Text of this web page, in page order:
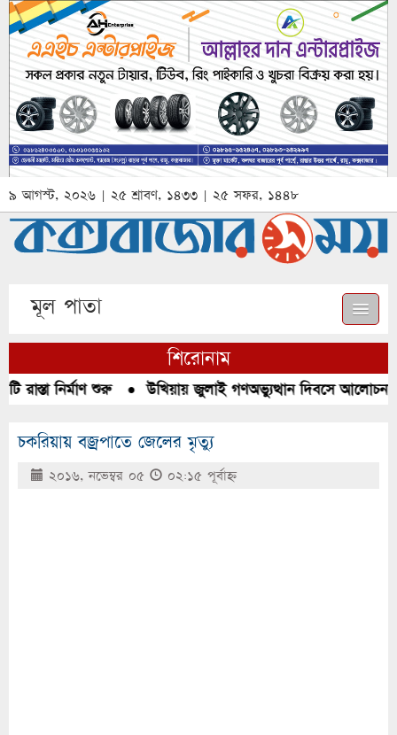
৯ আগস্ট, ২০২৬ | ২৫ শ্রাবণ, ১৪৩৩ | ২৫ সফর, ১৪৪৮
মূল পাতা
শিরোনাম
নির্মাণ শুরু●উখিয়ায় জুলাই গণঅভ্যুত্থান দিবসে আলোচনা,
চকরিয়ায় বজ্রপাতে জেলের মৃত্যু
২০১৬, নভেম্বর ০৫ ০২:১৫ পূর্বাহ্ণ